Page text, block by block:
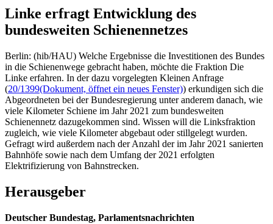
Linke erfragt Entwicklung des
bundesweiten Schienennetzes
Berlin: (hib/HAU) Welche Ergebnisse die Investitionen des Bundes
in die Schienenwege gebracht haben, möchte die Fraktion Die
Linke erfahren. In der dazu vorgelegten Kleinen Anfrage
(20/1399(Dokument, öffnet ein neues Fenster)) erkundigen sich die
Abgeordneten bei der Bundesregierung unter anderem danach, wie
viele Kilometer Schiene im Jahr 2021 zum bundesweiten
Schienennetz dazugekommen sind. Wissen will die Linksfraktion
zugleich, wie viele Kilometer abgebaut oder stillgelegt wurden.
Gefragt wird außerdem nach der Anzahl der im Jahr 2021 sanierten
Bahnhöfe sowie nach dem Umfang der 2021 erfolgten
Elektrifizierung von Bahnstrecken.
Herausgeber
Deutscher Bundestag, Parlamentsnachrichten